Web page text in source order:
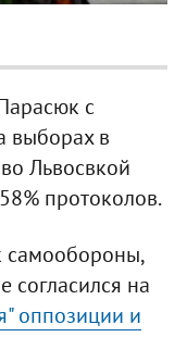
с
выборах в
Львосвкой
протоколов.
самообороны,
на
оппозиции и